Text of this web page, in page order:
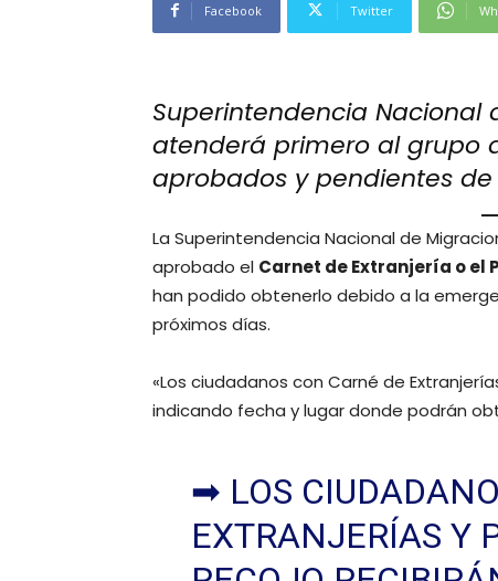
Facebook Twitter
Superintendencia Nacional
atenderá primero al grupo
aprobados y pendientes
La Superintendencia Nacional de
aprobado el Carnet de Extranjería o el
han podido obtenerlo debido a la
próximos días.
«Los ciudadanos con Carné de
indicando fecha y lugar donde podrán
➡ LOS
EXTRANJERÍAS Y